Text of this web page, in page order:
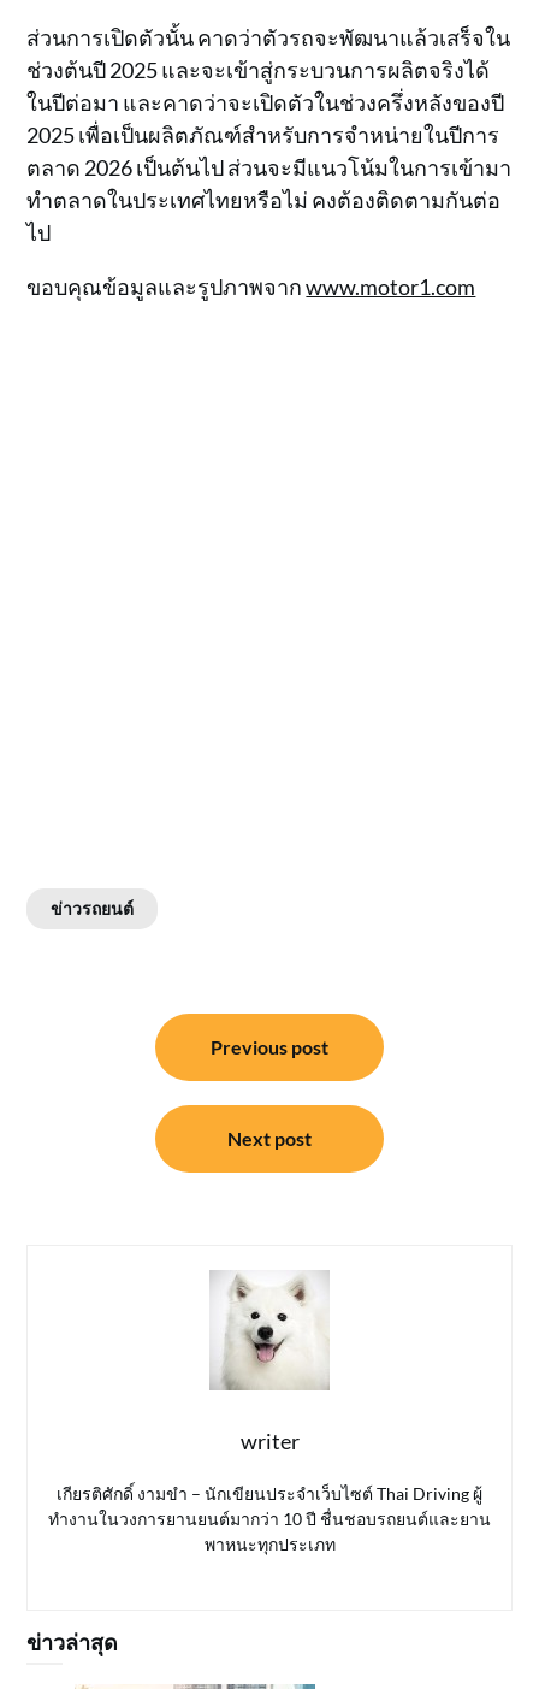
ส่วนการเปิดตัวนั้น คาดว่าตัวรถจะพัฒนาแล้วเสร็จใน
ช่วงต้นปี 2025 และจะเข้าสู่กระบวนการผลิตจริงได้
ในปีต่อมา และคาดว่าจะเปิดตัวในช่วงครึ่งหลังของปี
2025 เพื่อเป็นผลิตภัณฑ์สำหรับการจำหน่ายในปีการ
ตลาด 2026 เป็นต้นไป ส่วนจะมีแนวโน้มในการเข้ามา
ทำตลาดในประเทศไทยหรือไม่ คงต้องติดตามกันต่อ
ไป
ขอบคุณข้อมูลและรูปภาพจากwww.motor1.com
ข่าวรถยนต์
Previous post
Next post
writer
เกียรติศักดิ์ งามขำ – นักเขียนประจำเว็บไซต์ Thai Driving ผู้
ทำงานในวงการยานยนต์มากว่า 10 ปี ชื่นชอบรถยนต์และยาน
พาหนะทุกประเภท
ข่าวล่าสุด